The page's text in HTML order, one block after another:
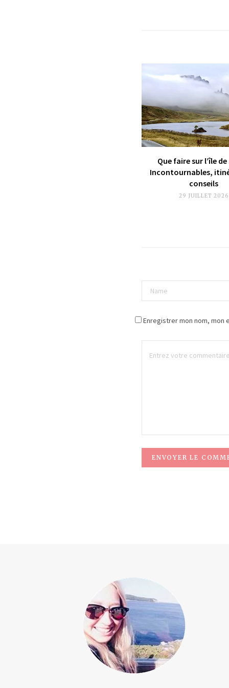
Que faire sur l’île de
Incontournables,
conseils
29 JUILLET 2026
Enregistrer mon nom, mon